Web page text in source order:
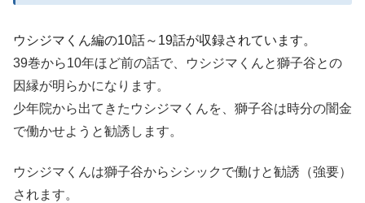
ウシジマくん編の10話～19話が収録されています。
39巻から10年ほど前の話で、ウシジマくんと獅子谷との
因縁が明らかになります。
少年院から出てきたウシジマくんを、獅子谷は時分の闇金
で働かせようと勧誘します。
ウシジマくんは獅子谷からシシックで働けと勧誘（強要）
されます。